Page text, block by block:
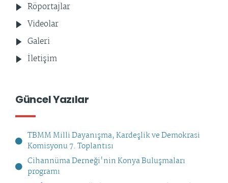
Röportajlar
Videolar
Galeri
İletişim
Güncel Yazılar
TBMM Milli Dayanışma, Kardeşlik ve Demokrasi
Komisyonu 7. Toplantısı
Cihannüma Derneği'nin Konya Buluşmaları
programı